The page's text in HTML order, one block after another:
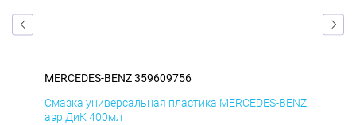
MERCEDES-BENZ 359609756
Смазка универсальная пластика MERCEDES-BENZ
аэр ДиК 400мл